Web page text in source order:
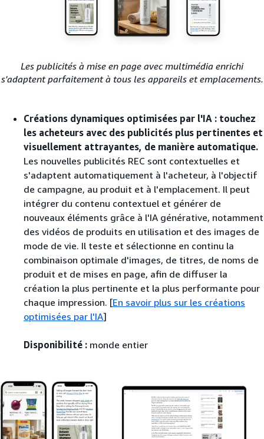
Les publicités à mise en page avec multimédia enrichi
s'adaptent parfaitement à tous les appareils et emplacements.
Créations dynamiques optimisées par l'IA : touchez
les acheteurs avec des publicités plus pertinentes et
visuellement attrayantes, de manière automatique.
Les nouvelles publicités REC sont contextuelles et
s'adaptent automatiquement à l'acheteur, à l'objectif
de campagne, au produit et à l'emplacement. Il peut
intégrer du contenu contextuel et générer de
nouveaux éléments grâce à l'IA générative, notamment
des vidéos de produits en utilisation et des images de
mode de vie. Il teste et sélectionne en continu la
combinaison optimale d'images, de titres, de noms de
produit et de mises en page, afin de diffuser la
création la plus pertinente et la plus performante pour
chaque impression. [En savoir plus sur les créations
optimisées par l'IA]
Disponibilité : monde entier